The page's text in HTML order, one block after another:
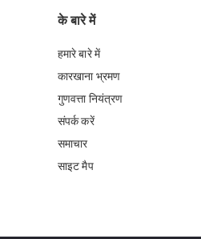
के बारे में
हमारे बारे में
कारखाना भ्रमण
गुणवत्ता नियंत्रण
संपर्क करें
समाचार
साइट मैप